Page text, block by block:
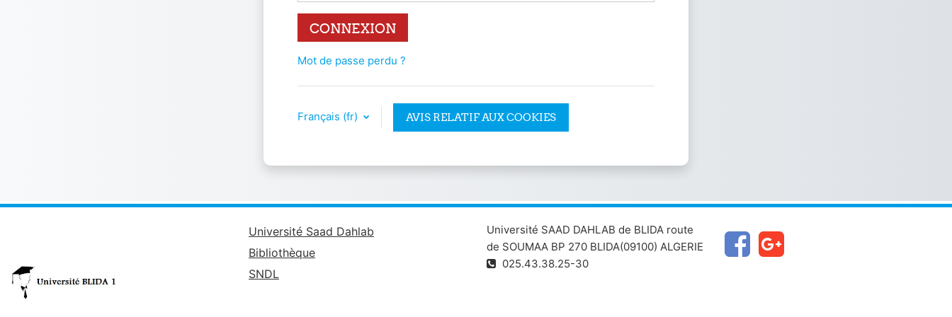
CONNEXION
Mot de passe perdu ?
Français ‎(fr)‎ AVIS RELATIF AUX COOKIES
Université Saad Dahlab
Bibliothèque
SNDL
Université SAAD DAHLAB de BLIDA route
de SOUMAA BP 270 BLIDA(09100) ALGERIE
025.43.38.25-30